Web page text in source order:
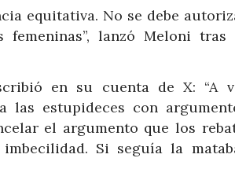
equitativa. No se debe
lanzó Meloni tras
en su cuenta de X: “A
las estupideces con
el argumento que los
Si seguía la